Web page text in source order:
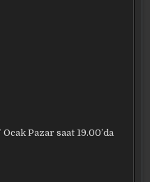
Pazar saat 19.00’da